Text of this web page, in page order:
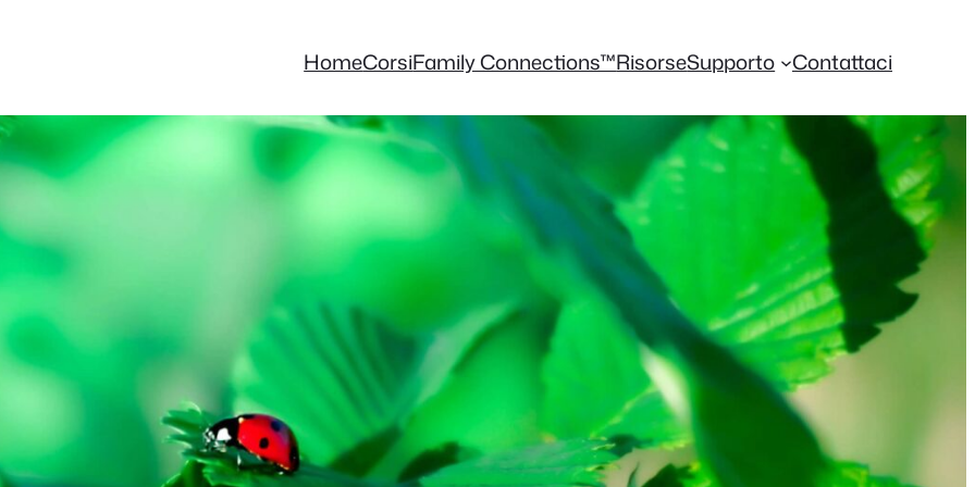
HomeCorsiFamily Connections™RisorseSupporto Contattaci